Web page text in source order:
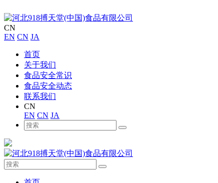
CN
EN CN JA
首页
关于我们
食品安全常识
食品安全动态
联系我们
CN
EN CN JA